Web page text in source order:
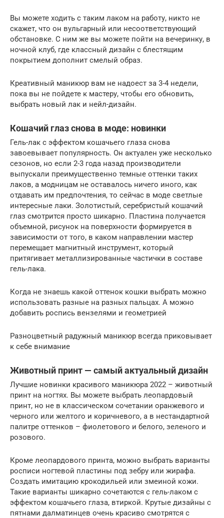
Вы можете ходить с таким лаком на работу, никто не
скажет, что он вульгарный или несоответствующий
обстановке. С ним же вы можете пойти на вечеринку, в
ночной клуб, где классный дизайн с блестящим
покрытием дополнит смелый образ.
Креативный маникюр вам не надоест за 3-4 недели,
пока вы не пойдете к мастеру, чтобы его обновить,
выбрать новый лак и нейл-дизайн.
Кошачий глаз снова в моде: новинки
Гель-лак с эффектом кошачьего глаза снова
завоевывает популярность. Он актуален уже несколько
сезонов, но если 2-3 года назад производители
выпускали преимущественно темные оттенки таких
лаков, а модницам не оставалось ничего иного, как
отдавать им предпочтения, то сейчас в моде светлые
интересные лаки. Золотистый, серебристый кошачий
глаз смотрится просто шикарно. Пластина получается
объемной, рисунок на поверхности формируется в
зависимости от того, в каком направлении мастер
перемещает магнитный инструмент, который
притягивает металлизированные частички в составе
гель-лака.
Когда не знаешь какой оттенок кошки выбрать можно
использовать разные на разных пальцах. А можно
добавить роспись вензелями и геометрией
Разноцветный радужный маникюр всегда приковывает
к себе внимание
Животный принт — самый актуальный дизайн
Лучшие новинки красивого маникюра 2022 – животный
принт на ногтях. Вы можете выбрать леопардовый
принт, но не в классическом сочетании оранжевого и
черного или желтого и коричневого, а в нестандартной
палитре оттенков – фиолетового и белого, зеленого и
розового.
Кроме леопардового принта, можно выбрать варианты
росписи ногтевой пластины под зебру или жирафа.
Создать имитацию крокодильей или змеиной кожи.
Такие варианты шикарно сочетаются с гель-лаком с
эффектом кошачьего глаза, втиркой. Крутые дизайны с
пятнами далматинцев очень красиво смотрятся с